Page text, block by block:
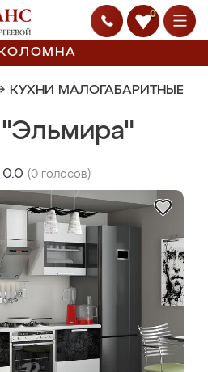
0
КОЛОМНА
КУХНИ МАЛОГАБАРИТНЫЕ
"Эльмира"
0.0 (0 голосов)